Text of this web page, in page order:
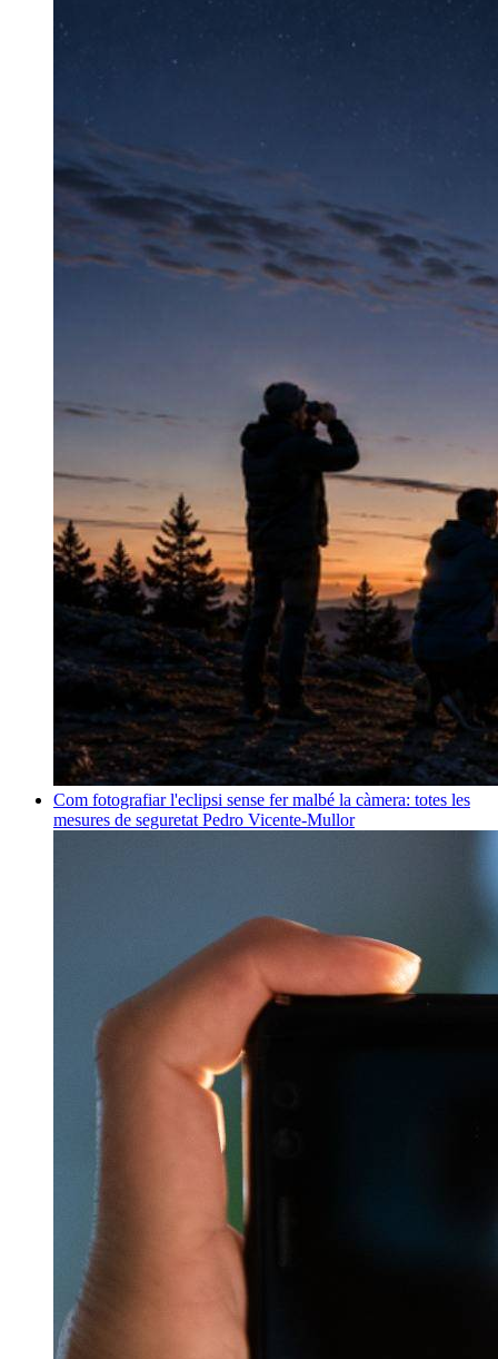
Com fotografiar l'eclipsi sense fer malbé la càmera: totes les
mesures de seguretat Pedro Vicente-Mullor